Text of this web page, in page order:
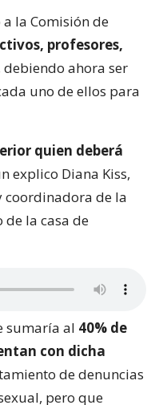
la Comisión de
profesores,
debiendo ahora ser
uno de ellos para
quien deberá
explico Diana Kiss,
coordinadora de la
la casa de
sumaría al 40% de
con dicha
de denuncias
pero que